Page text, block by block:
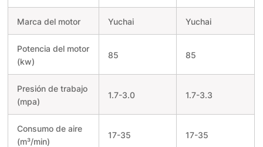
Marca del motor Yuchai Yuchai
Potencia del motor
(kw)
85 85
Presión de trabajo
(mpa)
1.7-3.0 1.7-3.3
Consumo de aire
(m³/min)
17-35 17-35